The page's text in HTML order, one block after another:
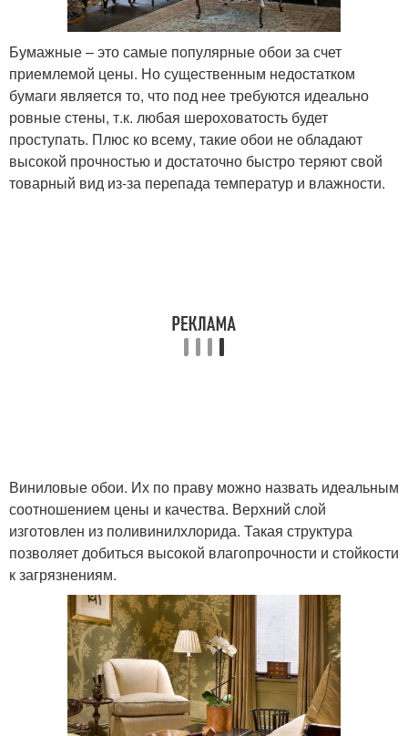
Бумажные – это самые популярные обои за счет
приемлемой цены. Но существенным недостатком
бумаги является то, что под нее требуются идеально
ровные стены, т.к. любая шероховатость будет
проступать. Плюс ко всему, такие обои не обладают
высокой прочностью и достаточно быстро теряют свой
товарный вид из-за перепада температур и влажности.
Виниловые обои. Их по праву можно назвать идеальным
соотношением цены и качества. Верхний слой
изготовлен из поливинилхлорида. Такая структура
позволяет добиться высокой влагопрочности и стойкости
к загрязнениям.